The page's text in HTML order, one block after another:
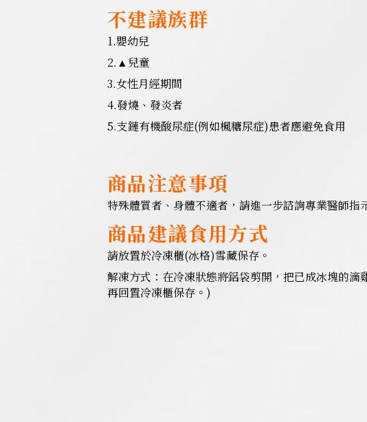
不建議族群
1.嬰幼兒
2. ▲ 兒童
3.女性月經期間
4.發燒、發炎者
5.支鏈有機酸尿症(例如楓糖尿症)患者應避免食用
商品注意事項
特殊體質者、身體不適者，請進一步諮詢專業醫師
商品建議食用方式
請放置於冷凍櫃(冰格)雪藏保存。
解凍方式：在冷凍狀態將鋁袋剪開，把已成冰塊的
再回置冷凍櫃保存。)